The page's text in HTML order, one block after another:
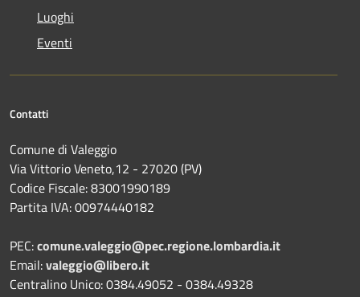
Luoghi
Eventi
Contatti
Comune di Valeggio
Via Vittorio Veneto,12 - 27020 (PV)
Codice Fiscale: 83001990189
Partita IVA: 00974440182
PEC:comune.valeggio@pec.regione.lombardia.it
Email:valeggio@libero.it
Centralino Unico: 0384.49052 - 0384.49328